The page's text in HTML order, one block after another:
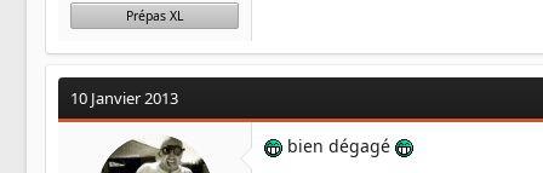
Prépas XL
10 Janvier 2013
bien dégagé